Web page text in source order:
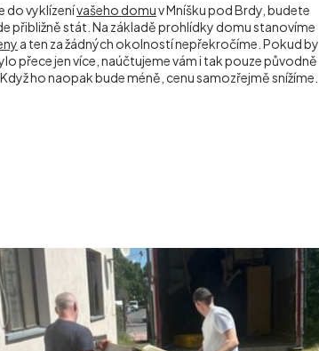
do vyklízenívašeho domuv Mníšku pod Brdy, budete
přibližně stát. Na základě prohlídky domu stanovíme
a ten za žádných okolností nepřekročíme. Pokud by
přece jen více, naúčtujeme vám i tak pouze původně
ho naopak bude méně, cenu samozřejmě snížíme.